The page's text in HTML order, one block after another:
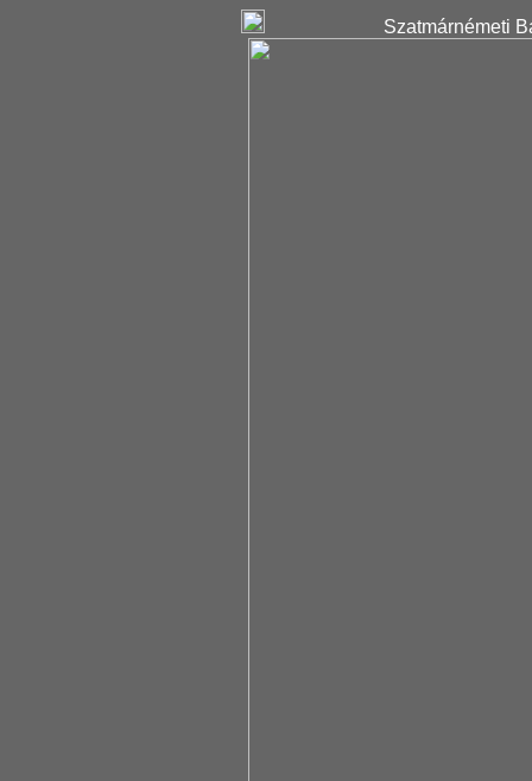
Szatmárnémeti